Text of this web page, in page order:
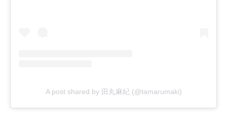
A post shared by 田丸麻紀 (@tamarumaki)